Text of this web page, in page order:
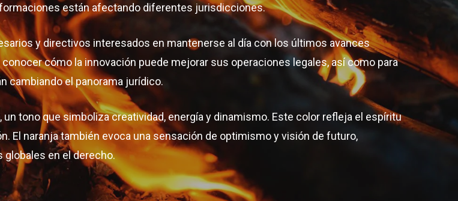
están afectando diferentes jurisdicciones.
y directivos interesados en mantenerse al día con los últimos avances
cómo la innovación puede mejorar sus operaciones legales, así como para
cambiando el panorama jurídico.
, un tono que simboliza creatividad, energía y dinamismo. Este color refleja el espíritu
El naranja también evoca una sensación de optimismo y visión de futuro,
globales en el derecho.